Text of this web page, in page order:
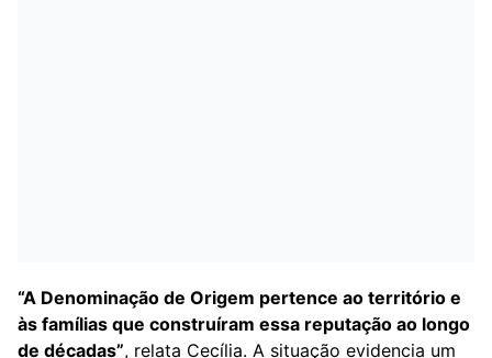
“A Denominação de Origem pertence ao território e
às famílias que construíram essa reputação ao longo
de décadas”, relata Cecília. A situação evidencia um